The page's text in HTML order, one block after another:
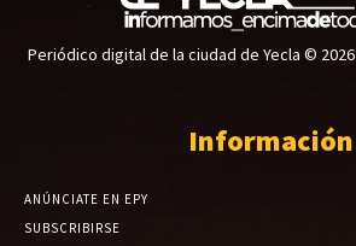
Periódico digital de la ciudad de Yecla © 2026
Información
ANÚNCIATE EN EPY
SUBSCRIBIRSE